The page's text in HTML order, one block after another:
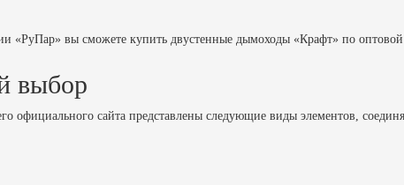
«РуПар» вы сможете купить двустенные дымоходы «Крафт» по
выбор
официального сайта представлены следующие виды элементов,